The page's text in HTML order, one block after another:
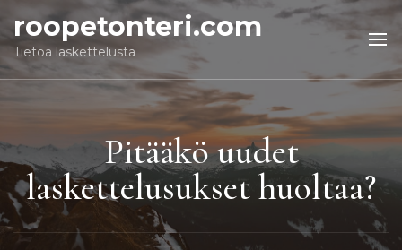
roopetonteri.com
Tietoa laskettelusta
Pitääkö uudet
laskettelusukset huoltaa?